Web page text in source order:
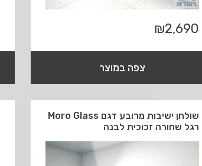
₪2,690
צפה במוצר
שולחן ישיבות מרובע דגם Moro Glass
רגל שחורה זכוכית לבנה